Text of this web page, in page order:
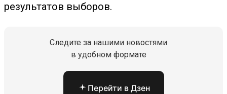
результатов выборов.
Следите за нашими новостями
в удобном формате
Перейти в Дзен